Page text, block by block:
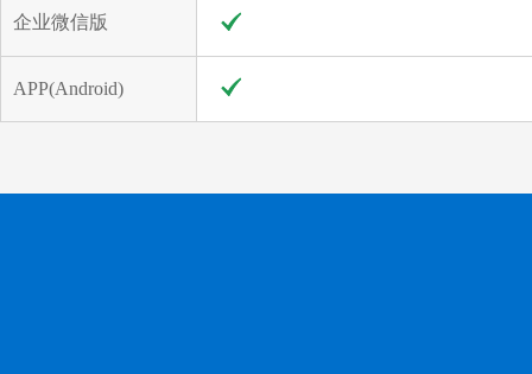
企业微信版
APP(Android)